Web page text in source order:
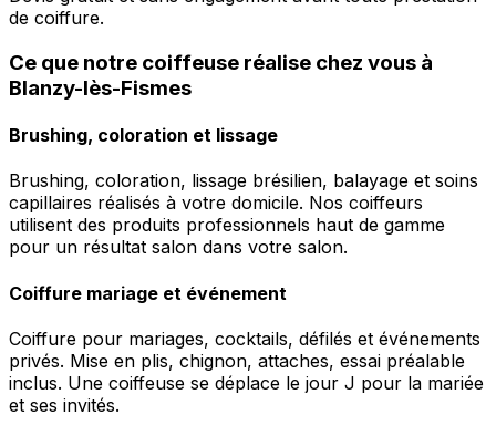
de coiffure.
Ce que notre coiffeuse réalise chez vous à
Blanzy-lès-Fismes
Brushing, coloration et lissage
Brushing, coloration, lissage brésilien, balayage et soins
capillaires réalisés à votre domicile. Nos coiffeurs
utilisent des produits professionnels haut de gamme
pour un résultat salon dans votre salon.
Coiffure mariage et événement
Coiffure pour mariages, cocktails, défilés et événements
privés. Mise en plis, chignon, attaches, essai préalable
inclus. Une coiffeuse se déplace le jour J pour la mariée
et ses invités.